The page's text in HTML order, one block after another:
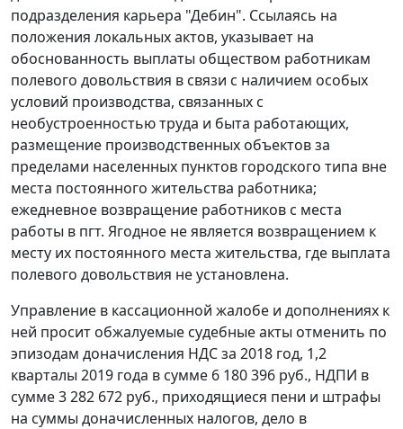
подразделения карьера "Дебин". Ссылаясь на
положения локальных актов, указывает на
обоснованность выплаты обществом работникам
полевого довольствия в связи с наличием особых
условий производства, связанных с
необустроенностью труда и быта работающих,
размещение производственных объектов за
пределами населенных пунктов городского типа вне
места постоянного жительства работника;
ежедневное возвращение работников с места
работы в пгт. Ягодное не является возвращением к
месту их постоянного места жительства, где выплата
полевого довольствия не установлена.
Управление в кассационной жалобе и дополнениях к
ней просит обжалуемые судебные акты отменить по
эпизодам доначисления НДС за 2018 год, 1,2
кварталы 2019 года в сумме 6 180 396 руб., НДПИ в
сумме 3 282 672 руб., приходящиеся пени и штрафы
на суммы доначисленных налогов, дело в